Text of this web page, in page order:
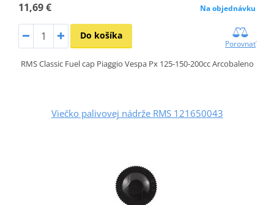
11,69 € Na objednávku
Do košíka
Porovnať
RMS Classic Fuel cap Piaggio Vespa Px 125-150-200cc Arcobaleno
Viečko palivovej nádrže RMS 121650043